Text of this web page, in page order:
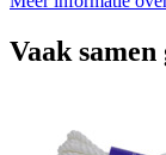
Vaak samen